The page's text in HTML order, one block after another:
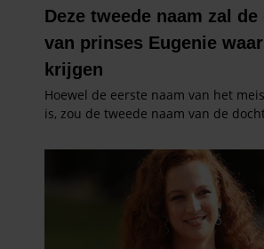
informatie die u aan ze heeft verstrekt
verzameld op basis van uw gebruik
gaat akkoord met onze cookies als u
gebruiken.